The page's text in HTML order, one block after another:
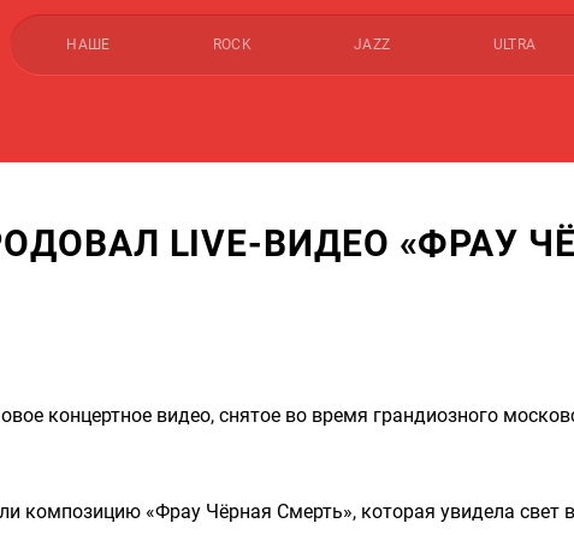
НАШЕ ROCK JAZZ ULTRA
LIVE-ВИДЕО «ФРАУ
концертное видео, снятое во время грандиозного
композицию «Фрау Чёрная Смерть», которая увидела свет